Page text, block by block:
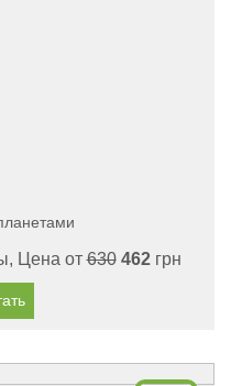
Цена от630 462грн